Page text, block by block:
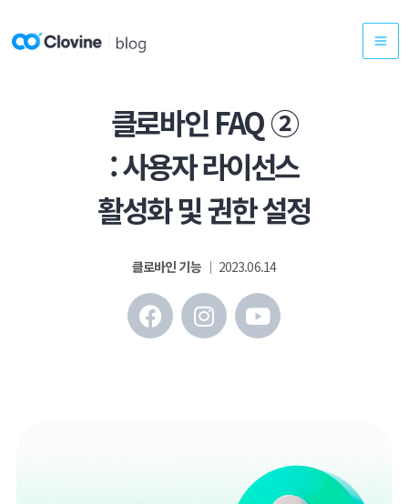
텐
클로바인 FAQ ②
: 사용자 라이선스
활성화 및 권한 설정
클로바인 기능│ 2023.06.14
F
a
c
I
n
s
Y
o
u